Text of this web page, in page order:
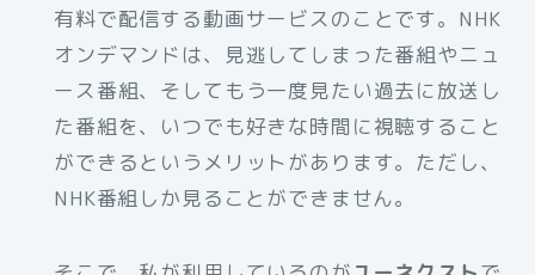
有料で配信する動画サービスのことです。NHK
オンデマンドは、見逃してしまった番組やニュ
ース番組、そしてもう一度見たい過去に放送し
た番組を、いつでも好きな時間に視聴すること
ができるというメリットがあります。ただし、
NHK番組しか見ることができません。